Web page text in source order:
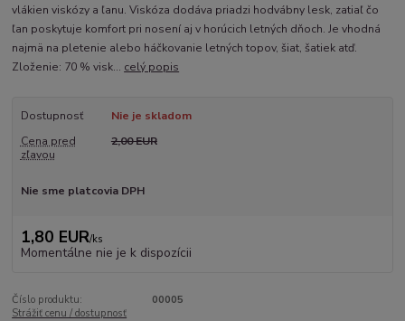
vlákien viskózy a ľanu. Viskóza dodáva priadzi hodvábny lesk, zatiaľ čo
ľan poskytuje komfort pri nosení aj v horúcich letných dňoch. Je vhodná
najmä na pletenie alebo háčkovanie letných topov, šiat, šatiek atď.
Zloženie: 70 % visk... celý popis
Dostupnosť
Nie je skladom
Cena pred
zľavou
2,00 EUR
Nie sme platcovia DPH
1,80 EUR/ks
Momentálne nie je k dispozícii
Číslo produktu:
00005
Strážiť cenu / dostupnosť